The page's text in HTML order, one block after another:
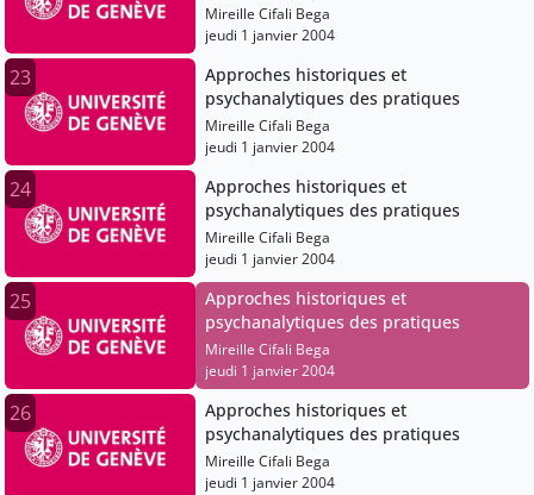
Mireille Cifali Bega
jeudi 1 janvier 2004
23
Approches historiques et
psychanalytiques des pratiques
Mireille Cifali Bega
jeudi 1 janvier 2004
24
Approches historiques et
psychanalytiques des pratiques
Mireille Cifali Bega
jeudi 1 janvier 2004
25
Approches historiques et
psychanalytiques des pratiques
Mireille Cifali Bega
jeudi 1 janvier 2004
26
Approches historiques et
psychanalytiques des pratiques
Mireille Cifali Bega
jeudi 1 janvier 2004